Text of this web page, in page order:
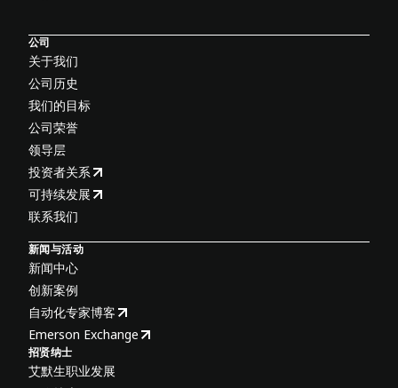
公司
关于我们
公司历史
我们的目标
公司荣誉
领导层
投资者关系
可持续发展
联系我们
新闻与活动
新闻中心
创新案例
自动化专家博客
Emerson Exchange
招贤纳士
艾默生职业发展